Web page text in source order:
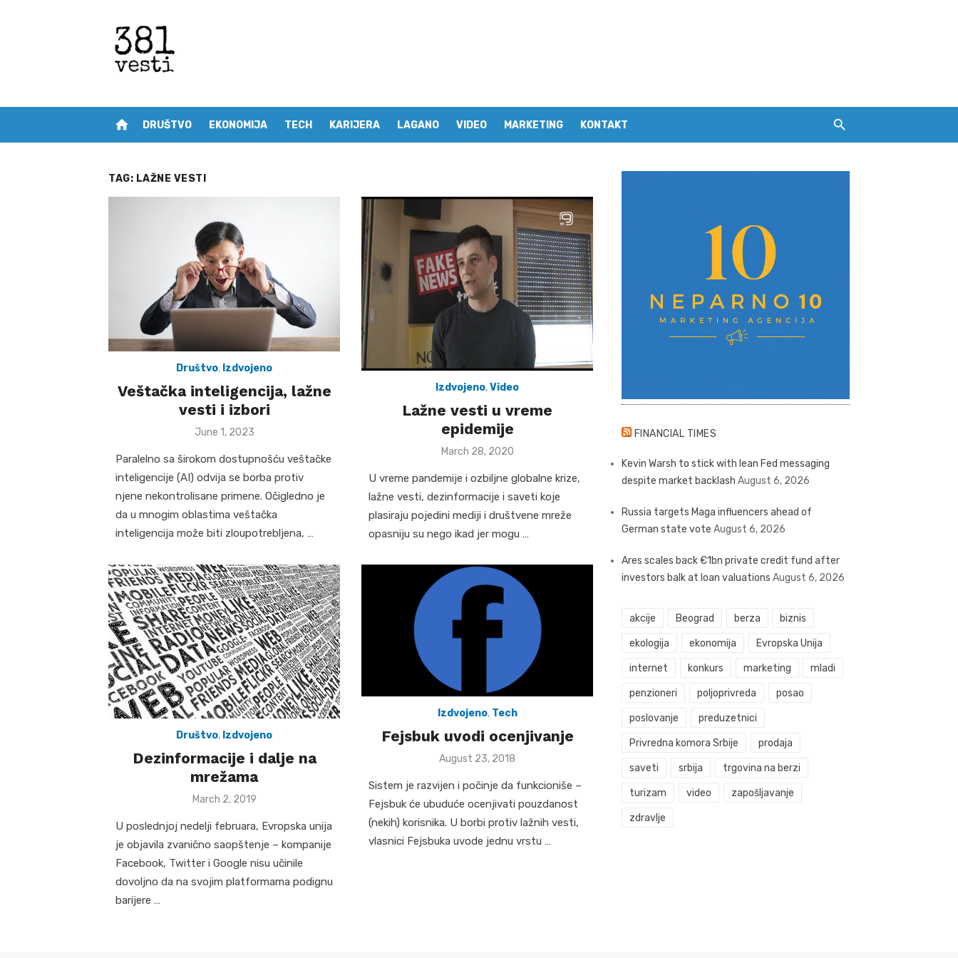
home DRUŠTVO EKONOMIJA TECH KARIJERA LAGANO VIDEO MARKETING KONTAKT
TAG: LAŽNE VESTI
Društvo, Izdvojeno
Veštačka inteligencija, lažne
vesti i izbori
Posted
June 1, 2023
Paralelno sa širokom dostupnošću veštačke
inteligencije (AI) odvija se borba protiv
njene nekontrolisane primene. Očigledno je
da u mnogim oblastima veštačka
inteligencija može biti zloupotrebljena, …
Izdvojeno,Video
Lažne vesti u vreme
epidemije
Posted
March 28, 2020
U vreme pandemije i ozbiljne globalne krize,
lažne vesti, dezinformacije i saveti koje
plasiraju pojedini mediji i društvene mreže
opasniju su nego ikad jer mogu …
Društvo, Izdvojeno
Dezinformacije i dalje na
mrežama
Posted
March 2, 2019
U poslednjoj nedelji februara, Evropska unija
je objavila zvanično saopštenje – kompanije
Facebook, Twitter i Google nisu učinile
dovoljno da na svojim platformama podignu
barijere …
Izdvojeno, Tech
Fejsbuk uvodi ocenjivanje
Posted
August 23, 2018
Sistem je razvijen i počinje da funkcioniše –
Fejsbuk će ubuduće ocenjivati pouzdanost
(nekih) korisnika. U borbi protiv lažnih vesti,
vlasnici Fejsbuka uvode jednu vrstu …
FINANCIAL TIMES
Kevin Warsh to stick with lean Fed messaging
despite market backlash August 6, 2026
Russia targets Maga influencers ahead of
German state vote August 6, 2026
Ares scales back €1bn private credit fund after
investors balk at loan valuations August 6, 2026
akcije Beograd berza biznis
ekologija ekonomija Evropska Unija
internet konkurs marketing mladi
penzioneri poljoprivreda posao
poslovanje preduzetnici
Privredna komora Srbije prodaja
saveti srbija trgovina na berzi
turizam video zapošljavanje
zdravlje